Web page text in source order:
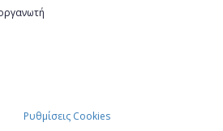
Ρυθμίσεις Cookies